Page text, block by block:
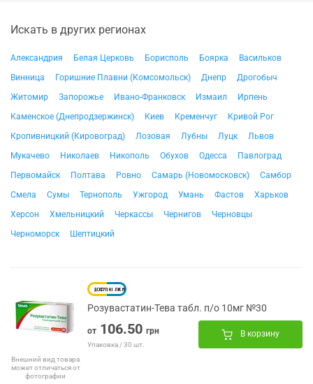
Искать в других регионах
Александрия Белая Церковь Борисполь Боярка
Васильков
Винница
Горишние Плавни (Комсомольск) Днепр
Дрогобыч
Житомир
Запорожье Ивано-Франковск Измаил
Ирпень
Каменское (Днепродзержинск)
Киев Кременчуг
Кривой Рог
Кропивницкий (Кировоград)
Лозовая Лубны Луцк
Львов
Мукачево
Николаев Никополь Обухов Одесса
Павлоград
Первомайск
Полтава Ровно Самарь (Новомосковск)
Самбор
Смела
Сумы Тернополь Ужгород Умань Фастов
Харьков
Херсон
Хмельницкий Черкассы Чернигов
Черновцы
Черноморск
Шептицкий
Внешний вид товара
может отличаться от
фотографии
Розувастатин-Тева табл. п/о 10мг №30
от 106.50 грн
Упаковка / 30 шт.
В корзину